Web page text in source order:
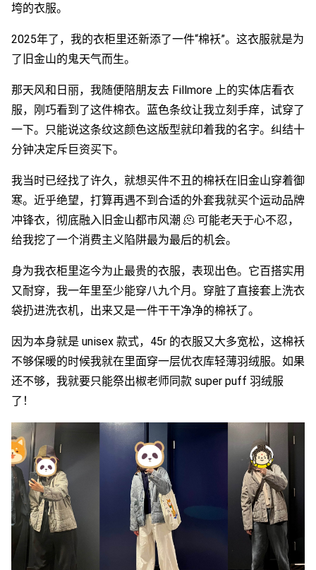
垮的衣服。
2025年了，我的衣柜里还新添了一件“棉袄”。这衣服就是为
了旧金山的鬼天气而生。
那天风和日丽，我随便陪朋友去 Fillmore 上的实体店看衣
服，刚巧看到了这件棉衣。蓝色条纹让我立刻手痒，试穿了
一下。只能说这条纹这颜色这版型就印着我的名字。纠结十
分钟决定斥巨资买下。
我当时已经找了许久，就想买件不丑的棉袄在旧金山穿着御
寒。近乎绝望，打算再遇不到合适的外套我就买个运动品牌
冲锋衣，彻底融入旧金山都市风潮 🫠 可能老天于心不忍，
给我挖了一个消费主义陷阱最为最后的机会。
身为我衣柜里迄今为止最贵的衣服，表现出色。它百搭实用
又耐穿，我一年里至少能穿八九个月。穿脏了直接套上洗衣
袋扔进洗衣机，出来又是一件干干净净的棉袄了。
因为本身就是 unisex 款式，45r 的衣服又大多宽松，这棉袄
不够保暖的时候我就在里面穿一层优衣库轻薄羽绒服。如果
还不够，我就要只能祭出椒老师同款 super puff 羽绒服
了！